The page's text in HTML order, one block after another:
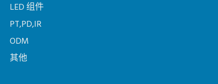
LED 组件
PT,PD,IR
ODM
其他